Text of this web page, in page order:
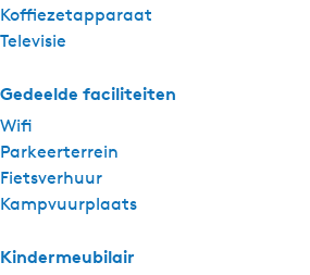
Koffiezetapparaat
Televisie
Gedeelde faciliteiten
Wifi
Parkeerterrein
Fietsverhuur
Kampvuurplaats
Kindermeubilair